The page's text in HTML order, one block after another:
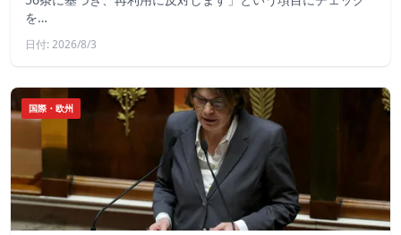
を…
日付: 2026/8/3
国際・欧州